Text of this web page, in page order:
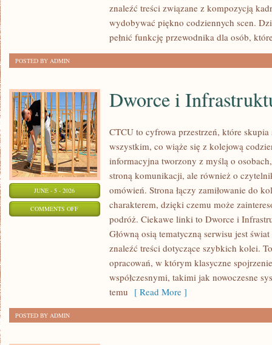
POCZĄTKUJĄCYCHznaleźć treści związane z kompozycją
wydobywać piękno codziennych scen.
pełnić funkcję przewodnika dla osób,
POSTED BY ADMIN
JUNE - 5 - 2026
COMMENTS OFFON
INFRASTRUKTURA
Dworce i
CTCU to cyfrowa przestrzeń, które skupia
wszystkim, co wiąże się z kolejową
informacyjna tworzony z myślą o
stroną komunikacji, ale również o
omówień. Strona łączy zamiłowanie do
charakterem, dzięki czemu może
podróż. Ciekawe linki to Dworce i
Główną osią tematyczną serwisu jest
znaleźć treści dotyczące szybkich kolei.
opracowań, w którym klasyczne
współczesnymi, takimi jak nowoczesne
temu [ Read More ]
POSTED BY ADMIN